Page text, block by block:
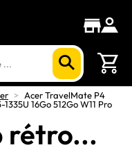
>
Acer TravelMate P4
16Go 512Go W11 Pro
rétro...